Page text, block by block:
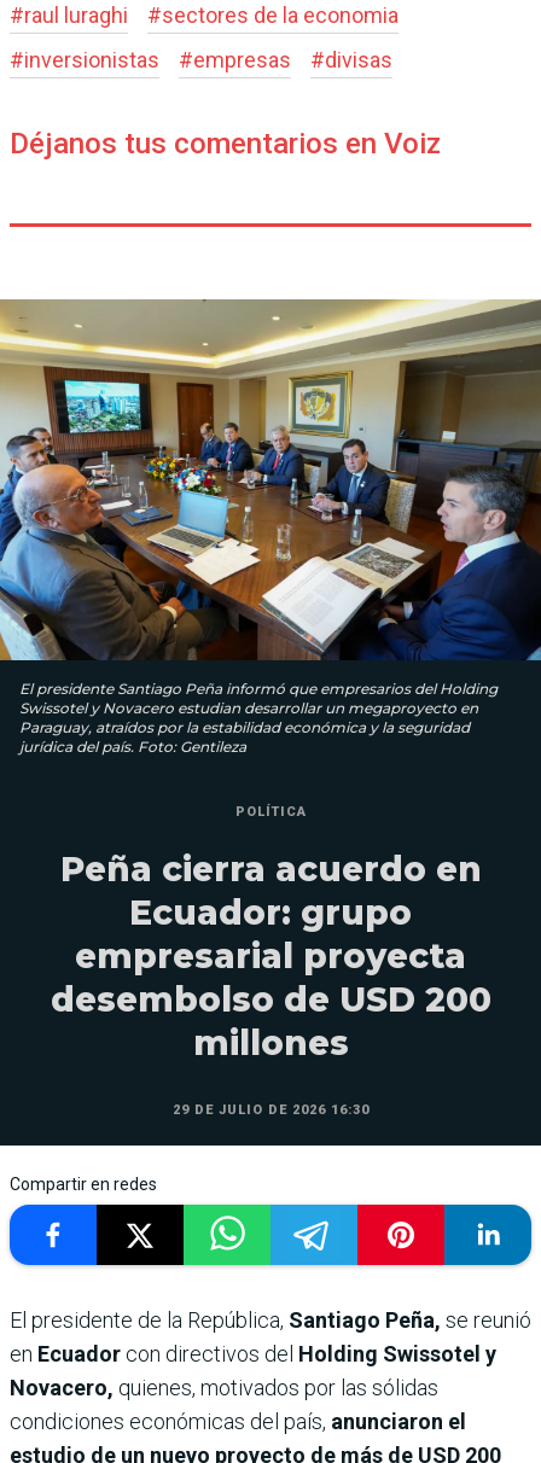
#raul luraghi #sectores de la economia
#inversionistas #empresas #divisas
Déjanos tus comentarios en Voiz
El presidente Santiago Peña informó que empresarios del Holding
Swissotel y Novacero estudian desarrollar un megaproyecto en
Paraguay, atraídos por la estabilidad económica y la seguridad
jurídica del país. Foto: Gentileza
POLÍTICA
Peña cierra acuerdo en
Ecuador: grupo
empresarial proyecta
desembolso de USD 200
millones
29 DE JULIO DE 2026 16:30
Compartir en redes
El presidente de la República, Santiago Peña, se reunió
en Ecuador con directivos del Holding Swissotel y
Novacero, quienes, motivados por las sólidas
condiciones económicas del país, anunciaron el
estudio de un nuevo proyecto de más de USD 200